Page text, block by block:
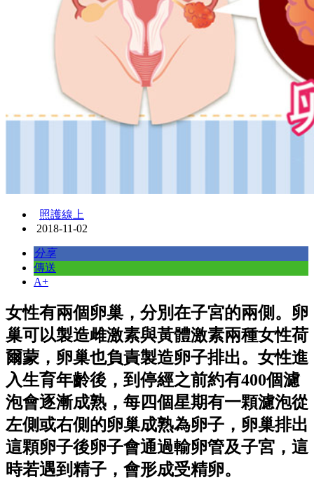
照護線上
2018-11-02
分享
傳送
A+
女性有兩個卵巢，分別在子宮的兩側。卵
巢可以製造雌激素與黃體激素兩種女性荷
爾蒙，卵巢也負責製造卵子排出。女性進
入生育年齡後，到停經之前約有400個濾
泡會逐漸成熟，每四個星期有一顆濾泡從
左側或右側的卵巢成熟為卵子，卵巢排出
這顆卵子後卵子會通過輸卵管及子宮，這
時若遇到精子，會形成受精卵。